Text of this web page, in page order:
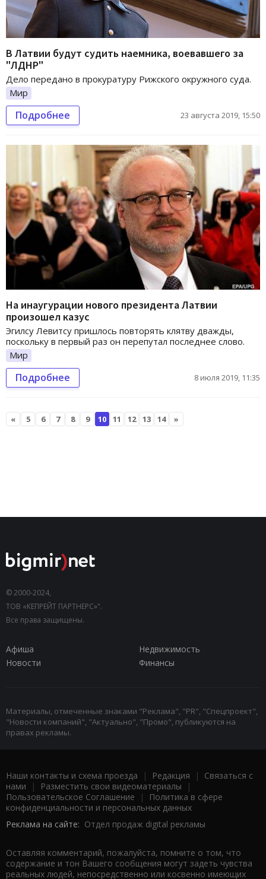
В Латвии будут судить наемника, воевавшего за
"ЛДНР"
Дело передано в прокуратуру Рижского окружного суда.
Мир
Подробнее 23 августа 2019, 15:50
На инаугурации нового президента Латвии
произошел казус
Эгилсу Левитсу пришлось повторять клятву дважды,
поскольку в первый раз он перепутал последнее слово.
Мир
Подробнее 8 июля 2019, 11:35
« 5 6 7 8 9 10 11 12 13 14 »
© 2000-2024,
ТОВ «КЕПРЕЙТ ПАРТНЕРС»".
Все права защищены.
Афиша
Недвижимость
Новости
Финансы
Материалы, отмеченные знаками "Реклама", "PR", "Спецпроект",
"Новости компаний", "Актуально", "Промо", публикуются на
правах рекламы.
Наши контакты и схема проезда | Редакция | Связаться с
нами | Разместить свои видеоматериалы |
Пользовательское Соглашение |
Политика в сфере
конфиденциальности и персональных данных
Реклама на сайте: Отдел продаж digital рекламы
Оставляя комментарий, пожалуйста, помните о том, что
содержание и тон Вашего сообщения могут задеть чувства
реальных людей, непосредственно или косвенно имеющих